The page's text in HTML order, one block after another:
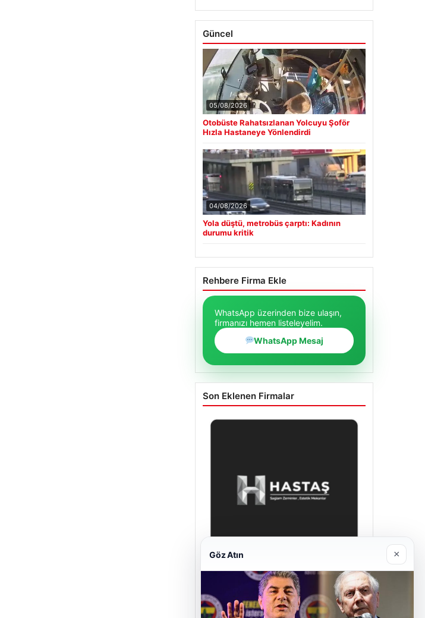
Güncel
05/08/2026
Otobüste Rahatsızlanan Yolcuyu Şoför
Hızla Hastaneye Yönlendirdi
04/08/2026
Yola düştü, metrobüs çarptı: Kadının
durumu kritik
Rehbere Firma Ekle
WhatsApp üzerinden bize ulaşın,
firmanızı hemen listeleyelim.
WhatsApp Mesaj
Son Eklenen Firmalar
Hastaş Beton
26/05/2026
Göz Atın ×